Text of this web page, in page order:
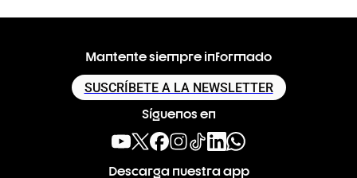
Mantente siempre informado
SUSCRÍBETE A LA NEWSLETTER
Síguenos en
Descarga nuestra app